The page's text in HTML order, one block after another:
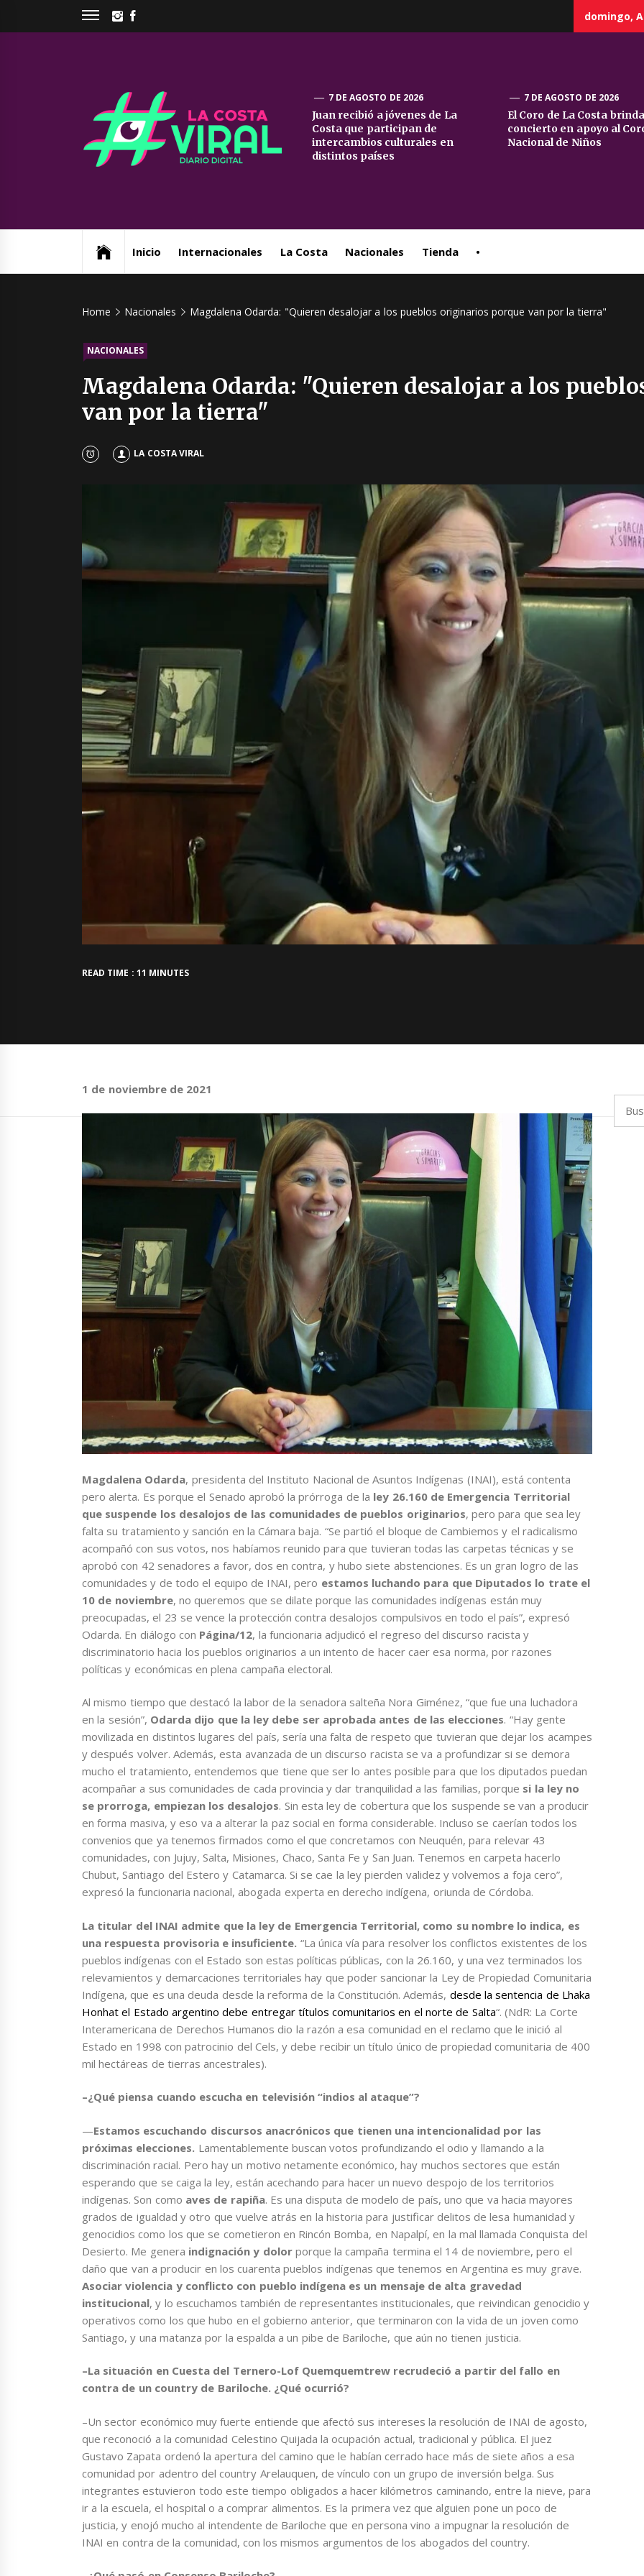
INSTAGRAM
domingo,
La
Costa
7 DE AGOSTO DE 2026
Juan recibió a jóvenes de La
Costa que participan de
intercambios culturales en
distintos países
7 DE AGOSTO DE 2026
El Coro de La Costa
concierto en apoyo al
Nacional de Niños
Inicio Internacionales La Costa Nacionales Tienda •
Home Nacionales Magdalena Odarda: "Quieren desalojar a los pueblos originarios porque van por la tierra"
NACIONALES
Magdalena Odarda: "Quieren desalojar a los
van por la tierra"
LA COSTA VIRAL
READ TIME : 11 MINUTES
1 de noviembre de 2021
Magdalena Odarda, presidenta del Instituto Nacional de Asuntos Indígenas (INAI), está contenta
pero alerta. Es porque el Senado aprobó la prórroga de la ley 26.160 de Emergencia Territorial
que suspende los desalojos de las comunidades de pueblos originarios, pero para que sea ley
falta su tratamiento y sanción en la Cámara baja. “Se partió el bloque de Cambiemos y el radicalismo
acompañó con sus votos, nos habíamos reunido para que tuvieran todas las carpetas técnicas y se
aprobó con 42 senadores a favor, dos en contra, y hubo siete abstenciones. Es un gran logro de las
comunidades y de todo el equipo de INAI, pero estamos luchando para que Diputados lo trate el
10 de noviembre, no queremos que se dilate porque las comunidades indígenas están muy
preocupadas, el 23 se vence la protección contra desalojos compulsivos en todo el país”, expresó
Odarda. En diálogo con Página/12, la funcionaria adjudicó el regreso del discurso racista y
discriminatorio hacia los pueblos originarios a un intento de hacer caer esa norma, por razones
políticas y económicas en plena campaña electoral.
Al mismo tiempo que destacó la labor de la senadora salteña Nora Giménez, “que fue una luchadora
en la sesión”, Odarda dijo que la ley debe ser aprobada antes de las elecciones. “Hay gente
movilizada en distintos lugares del país, sería una falta de respeto que tuvieran que dejar los acampes
y después volver. Además, esta avanzada de un discurso racista se va a profundizar si se demora
mucho el tratamiento, entendemos que tiene que ser lo antes posible para que los diputados puedan
acompañar a sus comunidades de cada provincia y dar tranquilidad a las familias, porque si la ley no
se prorroga, empiezan los desalojos. Sin esta ley de cobertura que los suspende se van a producir
en forma masiva, y eso va a alterar la paz social en forma considerable. Incluso se caerían todos los
convenios que ya tenemos firmados como el que concretamos con Neuquén, para relevar 43
comunidades, con Jujuy, Salta, Misiones, Chaco, Santa Fe y San Juan. Tenemos en carpeta hacerlo
Chubut, Santiago del Estero y Catamarca. Si se cae la ley pierden validez y volvemos a foja cero”,
expresó la funcionaria nacional, abogada experta en derecho indígena, oriunda de Córdoba.
La titular del INAI admite que la ley de Emergencia Territorial, como su nombre lo indica, es
una respuesta provisoria e insuficiente. “La única vía para resolver los conflictos existentes de los
pueblos indígenas con el Estado son estas políticas públicas, con la 26.160, y una vez terminados los
relevamientos y demarcaciones territoriales hay que poder sancionar la Ley de Propiedad Comunitaria
Indígena, que es una deuda desde la reforma de la Constitución. Además, desde la sentencia de Lhaka
Honhat el Estado argentino debe entregar títulos comunitarios en el norte de Salta“. (NdR: La Corte
Interamericana de Derechos Humanos dio la razón a esa comunidad en el reclamo que le inició al
Estado en 1998 con patrocinio del Cels, y debe recibir un título único de propiedad comunitaria de 400
mil hectáreas de tierras ancestrales).
–¿Qué piensa cuando escucha en televisión “indios al ataque”?
—Estamos escuchando discursos anacrónicos que tienen una intencionalidad por las
próximas elecciones. Lamentablemente buscan votos profundizando el odio y llamando a la
discriminación racial. Pero hay un motivo netamente económico, hay muchos sectores que están
esperando que se caiga la ley, están acechando para hacer un nuevo despojo de los territorios
indígenas. Son como aves de rapiña. Es una disputa de modelo de país, uno que va hacia mayores
grados de igualdad y otro que vuelve atrás en la historia para justificar delitos de lesa humanidad y
genocidios como los que se cometieron en Rincón Bomba, en Napalpí, en la mal llamada Conquista del
Desierto. Me genera indignación y dolor porque la campaña termina el 14 de noviembre, pero el
daño que van a producir en los cuarenta pueblos indígenas que tenemos en Argentina es muy grave.
Asociar violencia y conflicto con pueblo indígena es un mensaje de alta gravedad
institucional, y lo escuchamos también de representantes institucionales, que reivindican genocidio y
operativos como los que hubo en el gobierno anterior, que terminaron con la vida de un joven como
Santiago, y una matanza por la espalda a un pibe de Bariloche, que aún no tienen justicia.
–La situación en Cuesta del Ternero-Lof Quemquemtrew recrudeció a partir del fallo en
contra de un country de Bariloche. ¿Qué ocurrió?
–Un sector económico muy fuerte entiende que afectó sus intereses la resolución de INAI de agosto,
que reconoció a la comunidad Celestino Quijada la ocupación actual, tradicional y pública. El juez
Gustavo Zapata ordenó la apertura del camino que le habían cerrado hace más de siete años a esa
comunidad por adentro del country Arelauquen, de vínculo con un grupo de inversión belga. Sus
integrantes estuvieron todo este tiempo obligados a hacer kilómetros caminando, entre la nieve, para
ir a la escuela, el hospital o a comprar alimentos. Es la primera vez que alguien pone un poco de
justicia, y enojó mucho al intendente de Bariloche que en persona vino a impugnar la resolución de
INAI en contra de la comunidad, con los mismos argumentos de los abogados del country.